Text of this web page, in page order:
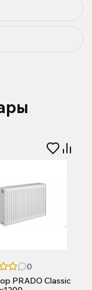
0
PRADO Classic